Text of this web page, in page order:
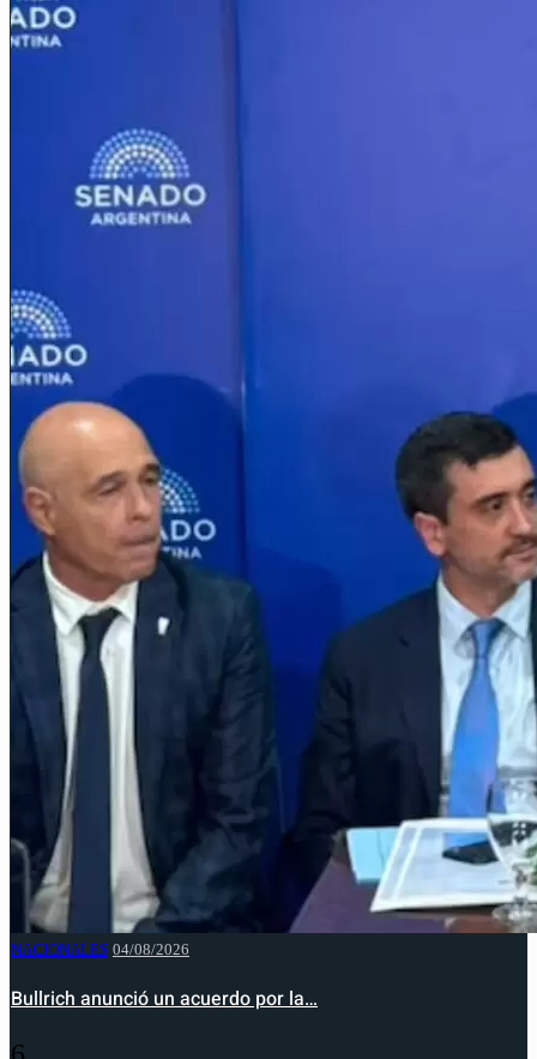
NACIONALES 04/08/2026
Bullrich anunció un acuerdo por la…